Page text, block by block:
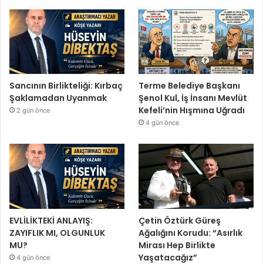
Sancının Birlikteliği: Kırbaç
Şaklamadan Uyanmak
2 gün önce
Terme Belediye Başkanı
Şenol Kul, İş İnsanı Mevlüt
Kefeli’nin Hışmına Uğradı
4 gün önce
EVLİLİKTEKİ ANLAYIŞ:
ZAYIFLIK MI, OLGUNLUK
MU?
4 gün önce
Çetin Öztürk Güreş
Ağalığını Korudu: “Asırlık
Mirası Hep Birlikte
Yaşatacağız”